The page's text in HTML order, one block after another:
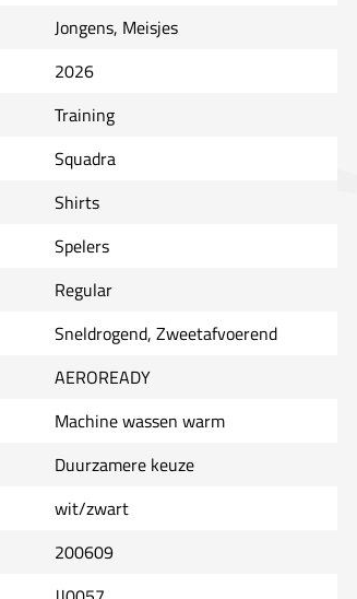
Jongens, Meisjes
2026
Training
Squadra
Shirts
Spelers
Regular
Sneldrogend, Zweetafvoerend
AEROREADY
Machine wassen warm
Duurzamere keuze
wit/zwart
200609